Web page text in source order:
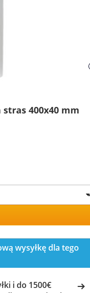
400x40 mm
wysyłkę dla tego
i do 1500€